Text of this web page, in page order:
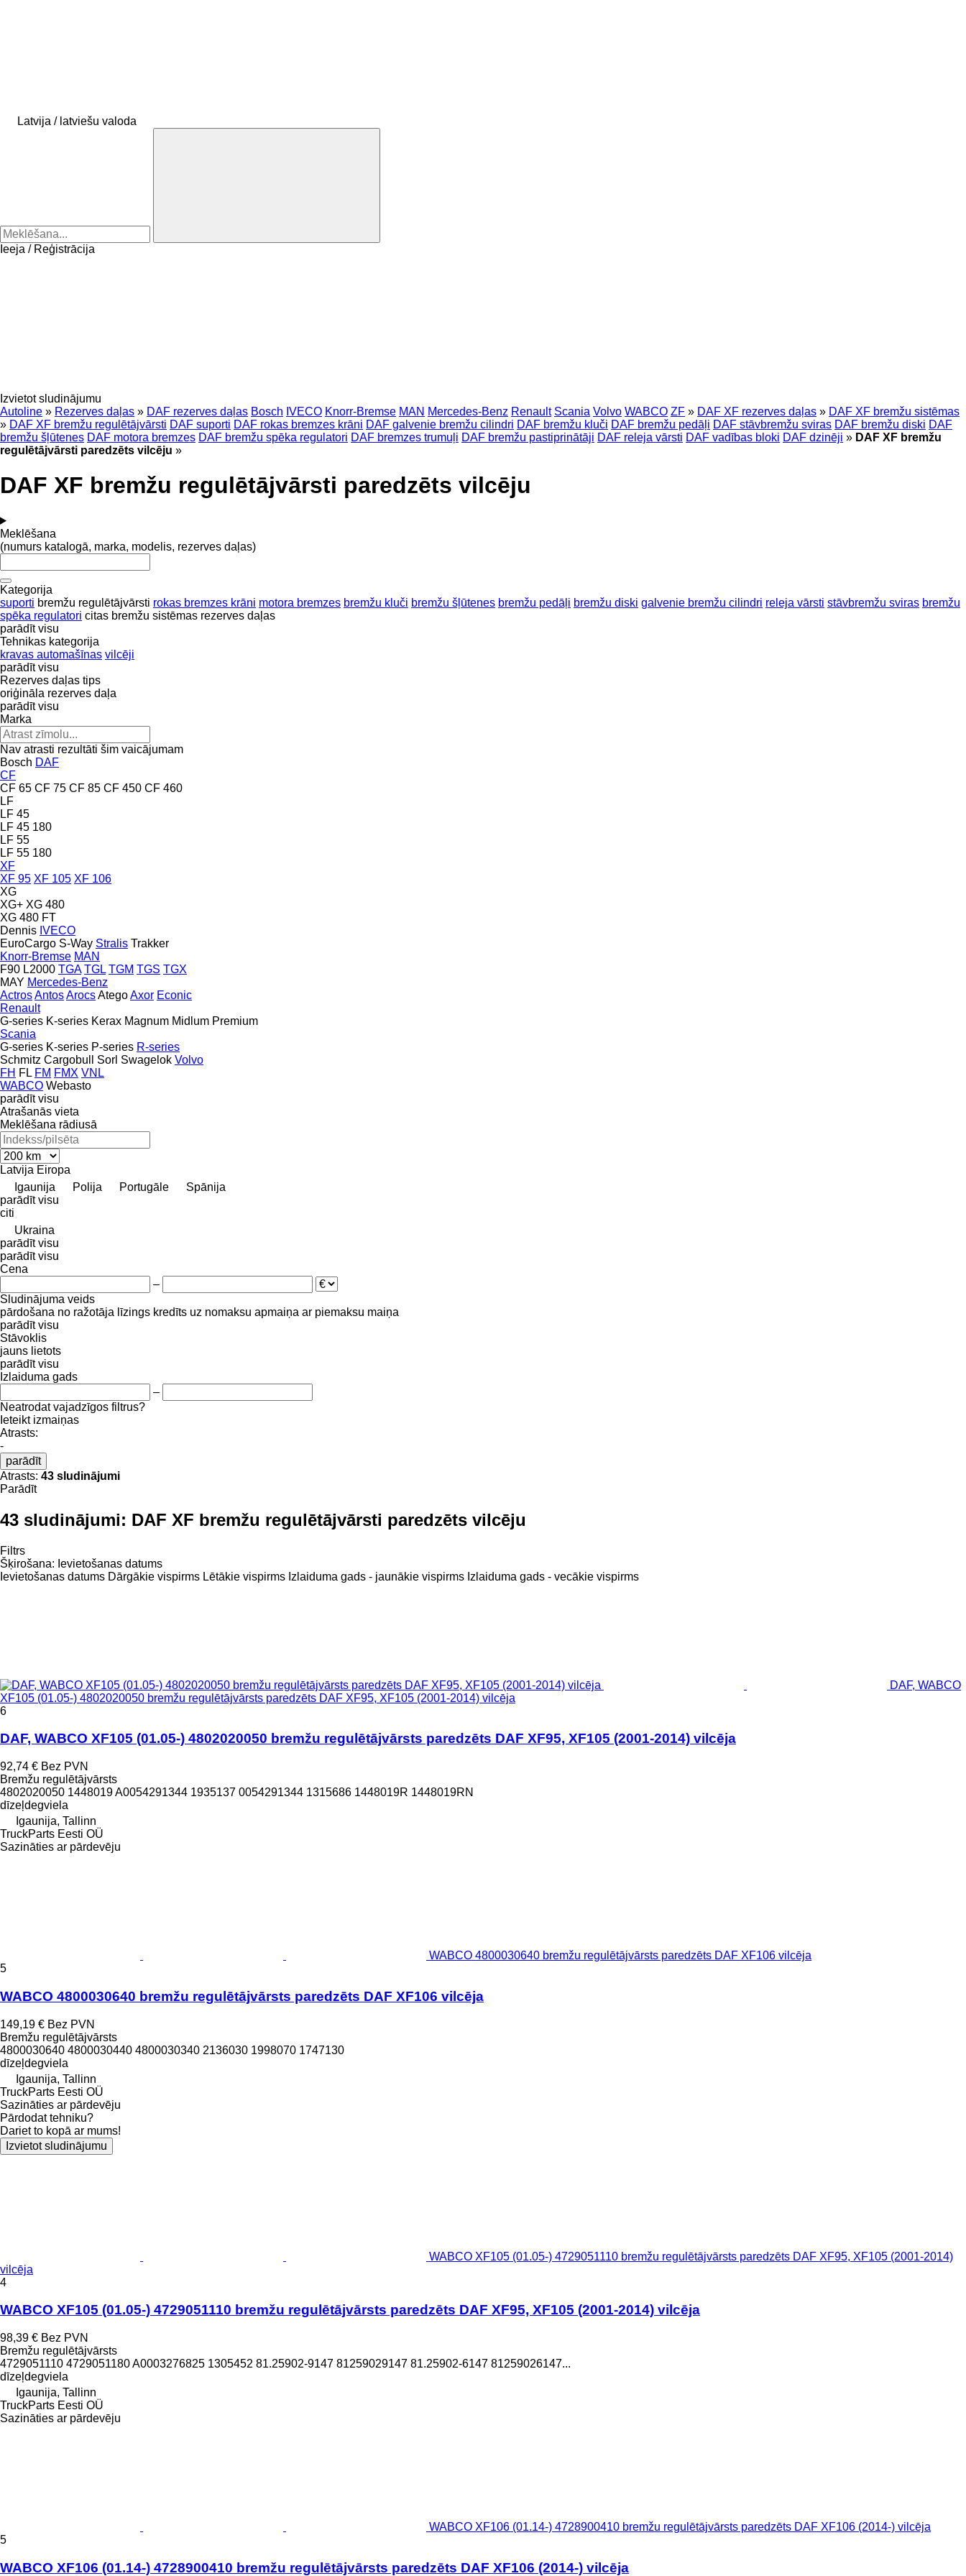
Latvija / latviešu valoda
Ieeja / Reģistrācija
Izvietot sludinājumu
Autoline » Rezerves daļas » DAF rezerves daļas Bosch IVECO Knorr-Bremse MAN Mercedes-Benz Renault Scania Volvo WABCO ZF » DAF XF rezerves daļas » DAF XF bremžu sistēmas
» DAF XF bremžu regulētājvārsti DAF suporti DAF rokas bremzes krāni DAF galvenie bremžu cilindri DAF bremžu kluči DAF bremžu pedāļi DAF stāvbremžu sviras DAF bremžu diski DAF
bremžu šļūtenes DAF motora bremzes DAF bremžu spēka regulatori DAF bremzes trumuļi DAF bremžu pastiprinātāji DAF releja vārsti DAF vadības bloki DAF dzinēji » DAF XF bremžu
regulētājvārsti paredzēts vilcēju »
DAF XF bremžu regulētājvārsti paredzēts vilcēju
Meklēšana
(numurs katalogā, marka, modelis, rezerves daļas)
Kategorija
suporti bremžu regulētājvārsti rokas bremzes krāni motora bremzes bremžu kluči bremžu šļūtenes bremžu pedāļi bremžu diski galvenie bremžu cilindri releja vārsti stāvbremžu sviras bremžu
spēka regulatori citas bremžu sistēmas rezerves daļas
parādīt visu
Tehnikas kategorija
kravas automašīnas vilcēji
parādīt visu
Rezerves daļas tips
oriģināla rezerves daļa
parādīt visu
Marka
Nav atrasti rezultāti šim vaicājumam
Bosch DAF
CF
CF 65 CF 75 CF 85 CF 450 CF 460
LF
LF 45
LF 45 180
LF 55
LF 55 180
XF
XF 95 XF 105 XF 106
XG
XG+ XG 480
XG 480 FT
Dennis IVECO
EuroCargo S-Way Stralis Trakker
Knorr-Bremse MAN
F90 L2000 TGA TGL TGM TGS TGX
MAY Mercedes-Benz
ActrosAntosArocsAtegoAxor Econic
Renault
G-series K-series Kerax Magnum Midlum Premium
Scania
G-series K-series P-series R-series
Schmitz Cargobull
Sorl Swagelok Volvo
FH FL FM FMX VNL
WABCO Webasto
parādīt visu
Atrašanās vieta
Meklēšana rādiusā
Latvija Eiropa
Igaunija
Polija Portugāle
Spānija
parādīt visu
citi
Ukraina
parādīt visu
parādīt visu
Cena
–
Sludinājuma veids
pārdošana no ražotāja līzings kredīts uz nomaksu apmaiņa ar piemaksu maiņa
parādīt visu
Stāvoklis
jauns lietots
parādīt visu
Izlaiduma gads
–
Neatrodat vajadzīgos filtrus?
Ieteikt izmaiņas
Atrasts:
-
parādīt
Atrasts: 43 sludinājumi
Parādīt
43 sludinājumi: DAF XF bremžu regulētājvārsti paredzēts vilcēju
Filtrs
Šķirošana: Ievietošanas datums
Ievietošanas datums Dārgākie vispirms Lētākie vispirms Izlaiduma gads - jaunākie vispirms Izlaiduma gads - vecākie vispirms
DAF, WABCO
XF105 (01.05-) 4802020050 bremžu regulētājvārsts paredzēts DAF XF95, XF105 (2001-2014) vilcēja
6
DAF, WABCO XF105 (01.05-) 4802020050 bremžu regulētājvārsts paredzēts DAF XF95, XF105 (2001-2014) vilcēja
92,74 € Bez PVN
Bremžu regulētājvārsts
4802020050 1448019 A0054291344 1935137 0054291344 1315686 1448019R 1448019RN
dīzeļdegviela
Igaunija, Tallinn
TruckParts Eesti OÜ
Sazināties ar pārdevēju
WABCO 4800030640 bremžu regulētājvārsts paredzēts DAF XF106 vilcēja
5
WABCO 4800030640 bremžu regulētājvārsts paredzēts DAF XF106 vilcēja
149,19 € Bez PVN
Bremžu regulētājvārsts
4800030640 4800030440 4800030340 2136030 1998070 1747130
dīzeļdegviela
Igaunija, Tallinn
TruckParts Eesti OÜ
Sazināties ar pārdevēju
Pārdodat tehniku?
Dariet to kopā ar mums!
Izvietot sludinājumu
WABCO XF105 (01.05-) 4729051110 bremžu regulētājvārsts paredzēts DAF XF95, XF105 (2001-2014)
vilcēja
4
WABCO XF105 (01.05-) 4729051110 bremžu regulētājvārsts paredzēts DAF XF95, XF105 (2001-2014) vilcēja
98,39 € Bez PVN
Bremžu regulētājvārsts
4729051110 4729051180 A0003276825 1305452 81.25902-9147 81259029147 81.25902-6147 81259026147...
dīzeļdegviela
Igaunija, Tallinn
TruckParts Eesti OÜ
Sazināties ar pārdevēju
WABCO XF106 (01.14-) 4728900410 bremžu regulētājvārsts paredzēts DAF XF106 (2014-) vilcēja
5
WABCO XF106 (01.14-) 4728900410 bremžu regulētājvārsts paredzēts DAF XF106 (2014-) vilcēja